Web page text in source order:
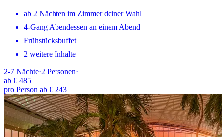
ab 2 Nächten im Zimmer deiner Wahl
4-Gang Abendessen an einem Abend
Frühstücksbuffet
2 weitere Inhalte
2-7 Nächte·2 Personen·
ab € 485
pro Person ab € 243